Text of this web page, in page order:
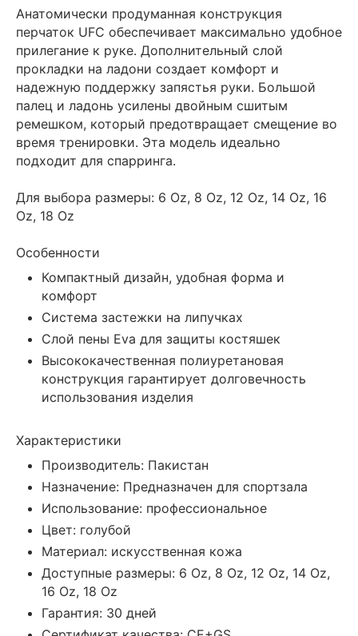
Анатомически продуманная конструкция
перчаток UFC обеспечивает максимально удобное
прилегание к руке. Дополнительный слой
прокладки на ладони создает комфорт и
надежную поддержку запястья руки. Большой
палец и ладонь усилены двойным сшитым
ремешком, который предотвращает смещение во
время тренировки. Эта модель идеально
подходит для спарринга.
Для выбора размеры: 6 Oz, 8 Oz, 12 Oz, 14 Oz, 16
Oz, 18 Oz
Особенности
Компактный дизайн, удобная форма и
комфорт
Система застежки на липучках
Слой пены Eva для защиты костяшек
Высококачественная полиуретановая
конструкция гарантирует долговечность
использования изделия
Характеристики
Производитель: Пакистан
Назначение: Предназначен для спортзала
Использование: профессиональное
Цвет: голубой
Материал: искусственная кожа
Доступные размеры: 6 Oz, 8 Oz, 12 Oz, 14 Oz,
16 Oz, 18 Oz
Гарантия: 30 дней